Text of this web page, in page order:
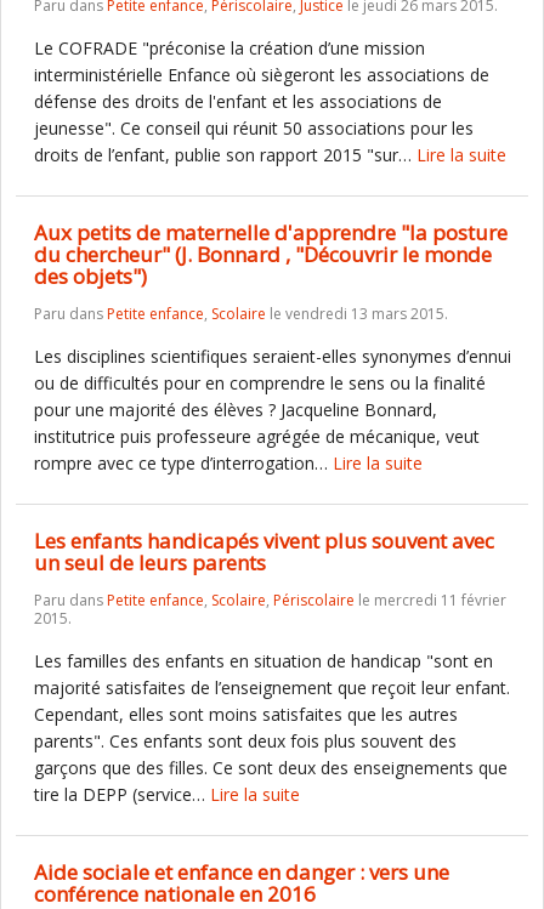
Paru dans Petite enfance, Périscolaire, Justice le jeudi 26 mars 2015.
Le COFRADE "préconise la création d’une mission
interministérielle Enfance où siègeront les associations de
défense des droits de l'enfant et les associations de
jeunesse". Ce conseil qui réunit 50 associations pour les
droits de l’enfant, publie son rapport 2015 "sur… Lire la suite
Aux petits de maternelle d'apprendre "la posture
du chercheur" (J. Bonnard , "Découvrir le monde
des objets")
Paru dansPetite enfance, Scolaire le vendredi 13 mars 2015.
Les disciplines scientifiques seraient-elles synonymes d’ennui
ou de difficultés pour en comprendre le sens ou la finalité
pour une majorité des élèves ? Jacqueline Bonnard,
institutrice puis professeure agrégée de mécanique, veut
rompre avec ce type d’interrogation… Lire la suite
Les enfants handicapés vivent plus souvent avec
un seul de leurs parents
Paru dansPetite enfance, Scolaire, Périscolaire le mercredi 11 février
2015.
Les familles des enfants en situation de handicap "sont en
majorité satisfaites de l’enseignement que reçoit leur enfant.
Cependant, elles sont moins satisfaites que les autres
parents". Ces enfants sont deux fois plus souvent des
garçons que des filles. Ce sont deux des enseignements que
tire la DEPP (service… Lire la suite
Aide sociale et enfance en danger : vers une
conférence nationale en 2016